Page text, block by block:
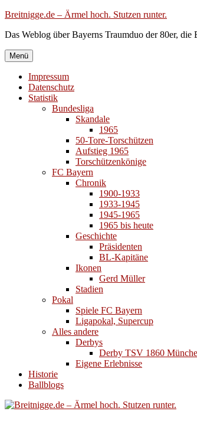
Zum
springen
Breitnigge.de – Ärmel hoch. Stutzen runter.
Das Weblog über Bayerns Traumduo der 80er, die
Menü
Impressum
Datenschutz
Statistik
Bundesliga
Skandale
1965
50-Tore-Torschützen
Aufstieg 1965
Torschützenkönige
FC Bayern
Chronik
1900-1933
1933-1945
1945-1965
1965 bis heute
Geschichte
Präsidenten
BL-Kapitäne
Ikonen
Gerd Müller
Stadien
Pokal
Spiele FC Bayern
Ligapokal, Supercup
Alles andere
Derbys
Derby TSV 1860
Eigene Erlebnisse
Historie
Ballblogs